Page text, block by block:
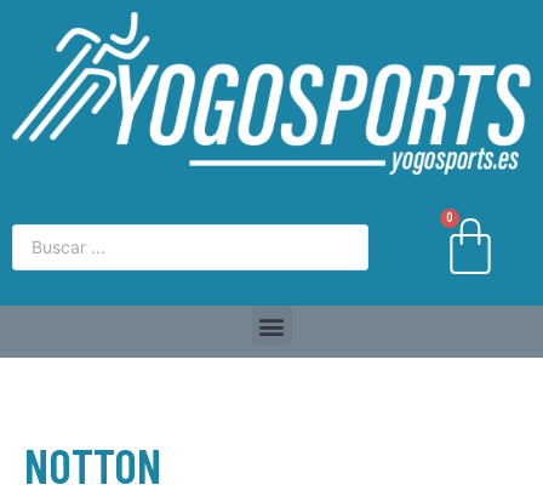
0
NOTTON